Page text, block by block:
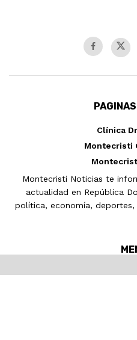
Clínica
Montecristi
Montecristi Noticias te
actualidad en República
política, economía,